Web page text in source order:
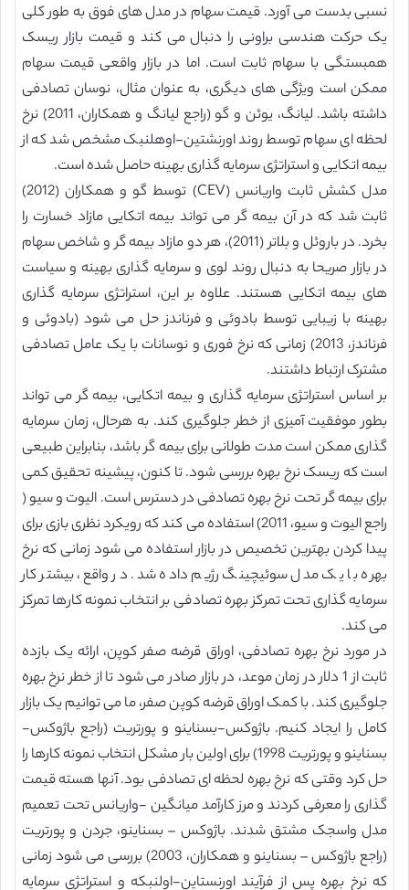
نسبی بدست می آورد. قیمت سهام در مدل های فوق به طور کلی
یک حرکت هندسی براونی را دنبال می کند و قیمت بازار ریسک
همبستگی با سهام ثابت است. اما در بازار واقعی قیمت سهام
ممکن است ویژگی های دیگری، به عنوان مثال، نوسان تصادفی
داشته باشد. لیانگ، یوئن و گو (راجع لیانگ و همکاران، 2011) نرخ
لحظه ای سهام توسط روند اورنشتین-اوهلنبک مشخص شد که از
بیمه اتکایی و استراتژی سرمایه گذاری بهینه حاصل شده است.
مدل کشش ثابت واریانس (CEV) توسط گو و همکاران (2012)
ثابت شد که در آن بیمه گر می تواند بیمه اتکایی مازاد خسارت را
بخرد. در باروئل و بلاتر (2011)، هر دو مازاد بیمه گر و شاخص سهام
در بازار صریحا به دنبال روند لوی و سرمایه گذاری بهینه و سیاست
های بیمه اتکایی هستند. علاوه بر این، استراتژی سرمایه گذاری
بهینه با زیبایی توسط بادوئی و فرناندز حل می شود (بادوئی و
فرناندز، 2013) زمانی که نرخ فوری و نوسانات با یک عامل تصادفی
مشترک ارتباط داشتند.
بر اساس استراتژی سرمایه گذاری و بیمه اتکایی، بیمه گر می تواند
بطور موفقیت آمیزی از خطر جلوگیری کند. به هرحال، زمان سرمایه
گذاری ممکن است مدت طولانی برای بیمه گر باشد، بنابراین طبیعی
است که ریسک نرخ بهره بررسی شود. تا کنون، پیشینه تحقیق کمی
برای بیمه گر تحت نرخ بهره تصادفی در دسترس است. الیوت و سیو (
راجع الیوت و سیو، 2011) استفاده می کند که رویکرد نظری بازی برای
پیدا کردن بهترین تخصیص در بازار استفاده می شود زمانی که نرخ
بهره با یک مدل سوئیچینگ رژیم داده شد. در واقع، بیشتر کار
سرمایه گذاری تحت تمرکز بهره تصادفی بر انتخاب نمونه کارها تمرکز
می کند.
در مورد نرخ بهره تصادفی، اوراق قرضه صفر کوپن، ارائه یک بازده
ثابت از 1 دلار در زمان موعد، در بازار صادر می شود تا از خطر نرخ بهره
جلوگیری کند. با کمک اوراق قرضه کوپن صفر، ما می توانیم یک بازار
کامل را ایجاد کنیم. باژوکس-بسناینو و پورتریت (راجع باژوکس-
بسناینو و پورتریت 1998) برای اولین بار مشکل انتخاب نمونه کارها را
حل کرد وقتی که نرخ بهره لحظه ای تصادفی بود. آنها هسته قیمت
گذاری را معرفی کردند و مرز کارآمد میانگین -واریانس تحت تعمیم
مدل واسجک مشتق شدند. باژوکس – بسناینو، جردن و پورتریت
(راجع باژوکس – بسناینو و همکاران، 2003) بررسی می شود زمانی
که نرخ بهره پس از فرآیند اورنستاین-اولنبکه و استراتژی سرمایه